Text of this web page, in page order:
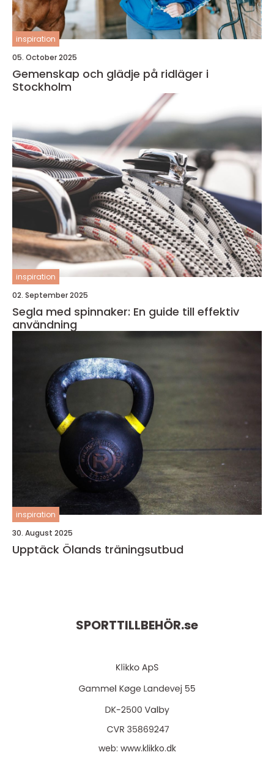
inspiration
05. October 2025
Gemenskap och glädje på ridläger i
Stockholm
inspiration
02. September 2025
Segla med spinnaker: En guide till effektiv
användning
inspiration
30. August 2025
Upptäck Ölands träningsutbud
SPORTTILLBEHÖR.se
web: www.klikko.dk